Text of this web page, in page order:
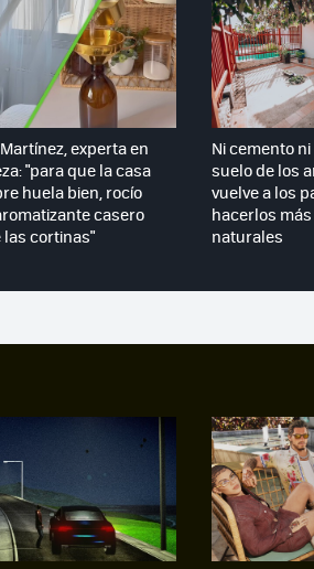
experta en
"para que la casa
huela bien, rocío
casero
cortinas"
Ni cemento
suelo de los
vuelve a los
hacerlos
naturales